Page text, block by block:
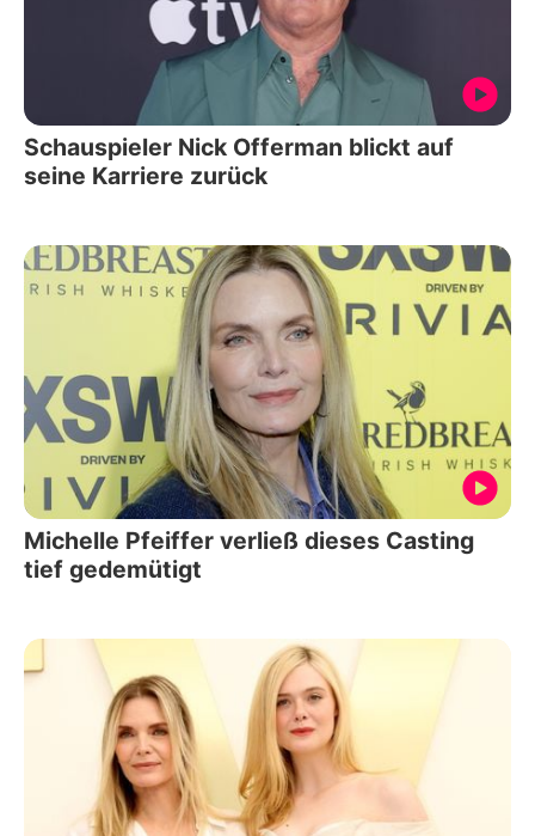
Schauspieler Nick Offerman blickt auf
seine Karriere zurück
Michelle Pfeiffer verließ dieses Casting
tief gedemütigt